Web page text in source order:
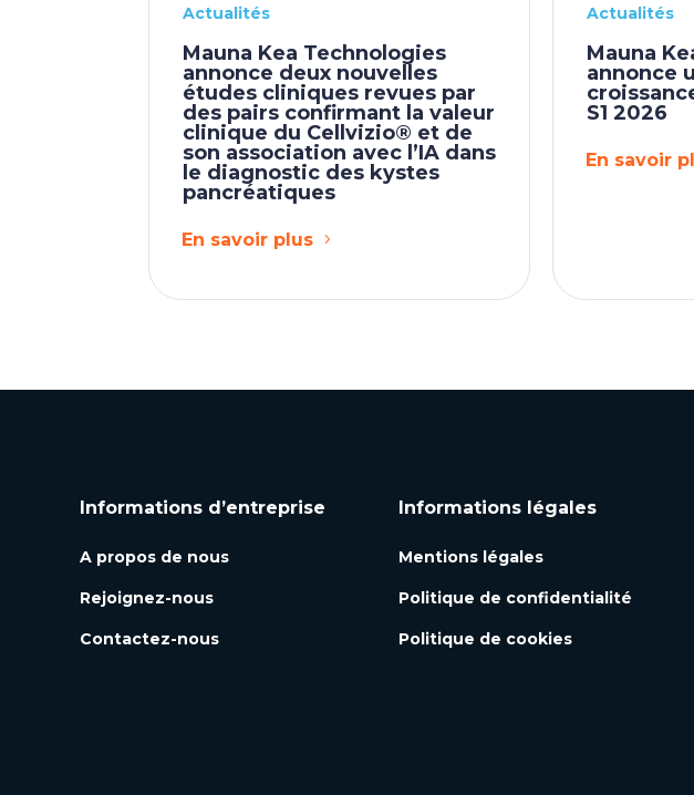
Actualités
Mauna Kea Technologies
annonce deux nouvelles
études cliniques revues par
des pairs confirmant la valeur
clinique du Cellvizio® et de
son association avec l’IA dans
le diagnostic des kystes
pancréatiques
En savoir plus
Actualités
Mauna
annonce
S1 2026
En savoir
Informations d’entreprise
A propos de nous
Rejoignez-nous
Contactez-nous
Informations légales
Mentions légales
Politique de confidentialité
Politique de cookies